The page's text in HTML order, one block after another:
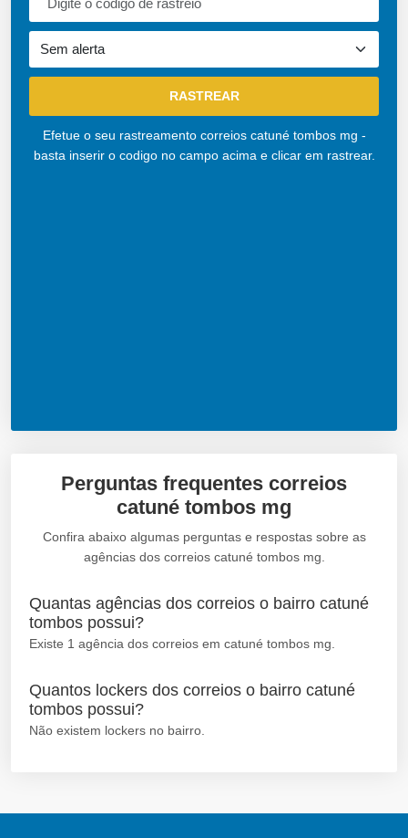
Efetue o seu rastreamento correios catuné tombos mg -
basta inserir o codigo no campo acima e clicar em rastrear.
Perguntas frequentes correios
catuné tombos mg
Confira abaixo algumas perguntas e respostas sobre as
agências dos correios catuné tombos mg.
Quantas agências dos correios o bairro catuné
tombos possui?
Existe 1 agência dos correios em catuné tombos mg.
Quantos lockers dos correios o bairro catuné
tombos possui?
Não existem lockers no bairro.